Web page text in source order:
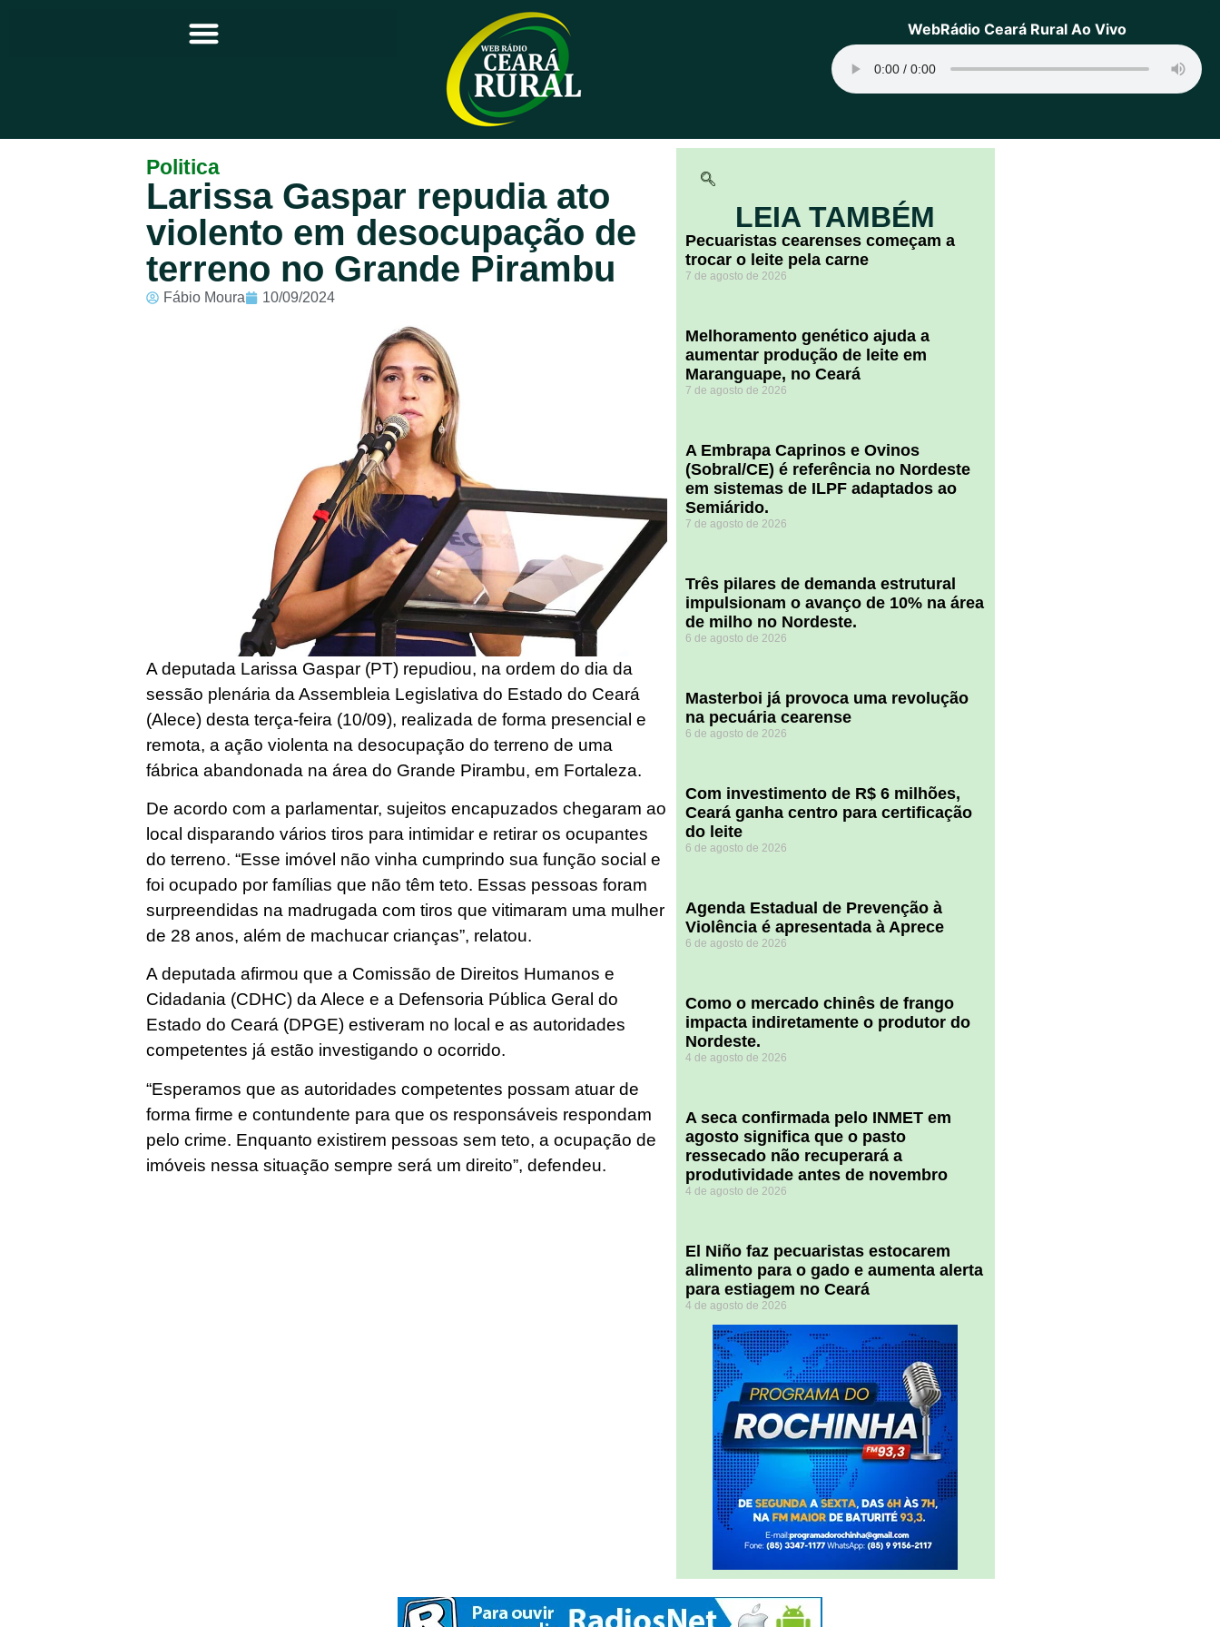
Principal
Notícias
Programação
Equipe
Contato
WebRádio Ceará Rural Ao Vivo
Politica
Larissa Gaspar repudia ato
violento em desocupação de
terreno no Grande Pirambu
Fábio Moura 10/09/2024
A deputada Larissa Gaspar (PT) repudiou, na ordem do dia da
sessão plenária da Assembleia Legislativa do Estado do Ceará
(Alece) desta terça-feira (10/09), realizada de forma presencial e
remota, a ação violenta na desocupação do terreno de uma
fábrica abandonada na área do Grande Pirambu, em Fortaleza.
De acordo com a parlamentar, sujeitos encapuzados chegaram ao
local disparando vários tiros para intimidar e retirar os ocupantes
do terreno. “Esse imóvel não vinha cumprindo sua função social e
foi ocupado por famílias que não têm teto. Essas pessoas foram
surpreendidas na madrugada com tiros que vitimaram uma mulher
de 28 anos, além de machucar crianças”, relatou.
A deputada afirmou que a Comissão de Direitos Humanos e
Cidadania (CDHC) da Alece e a Defensoria Pública Geral do
Estado do Ceará (DPGE) estiveram no local e as autoridades
competentes já estão investigando o ocorrido.
“Esperamos que as autoridades competentes possam atuar de
forma firme e contundente para que os responsáveis respondam
pelo crime. Enquanto existirem pessoas sem teto, a ocupação de
imóveis nessa situação sempre será um direito”, defendeu.
LEIA TAMBÉM
Pecuaristas cearenses começam a
trocar o leite pela carne
7 de agosto de 2026
Melhoramento genético ajuda a
aumentar produção de leite em
Maranguape, no Ceará
7 de agosto de 2026
A Embrapa Caprinos e Ovinos
(Sobral/CE) é referência no Nordeste
em sistemas de ILPF adaptados ao
Semiárido.
7 de agosto de 2026
​Três pilares de demanda estrutural
impulsionam o avanço de 10% na área
de milho no Nordeste.
6 de agosto de 2026
Masterboi já provoca uma revolução
na pecuária cearense
6 de agosto de 2026
Com investimento de R$ 6 milhões,
Ceará ganha centro para certificação
do leite
6 de agosto de 2026
Agenda Estadual de Prevenção à
Violência é apresentada à Aprece
6 de agosto de 2026
​Como o mercado chinês de frango
impacta indiretamente o produtor do
Nordeste.
4 de agosto de 2026
A seca confirmada pelo INMET em
agosto significa que o pasto
ressecado não recuperará a
produtividade antes de novembro
4 de agosto de 2026
El Niño faz pecuaristas estocarem
alimento para o gado e aumenta alerta
para estiagem no Ceará
4 de agosto de 2026